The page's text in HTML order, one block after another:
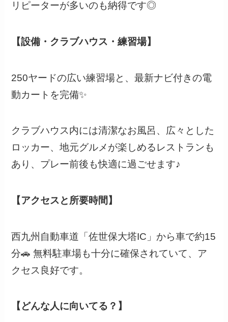
リピーターが多いのも納得です◎
【設備・クラブハウス・練習場】
250ヤードの広い練習場と、最新ナビ付きの電
動カートを完備✨
クラブハウス内には清潔なお風呂、広々とした
ロッカー、地元グルメが楽しめるレストランも
あり、プレー前後も快適に過ごせます♪
【アクセスと所要時間】
西九州自動車道「佐世保大塔IC」から車で約15
分🚗 無料駐車場も十分に確保されていて、ア
クセス良好です。
【どんな人に向いてる？】